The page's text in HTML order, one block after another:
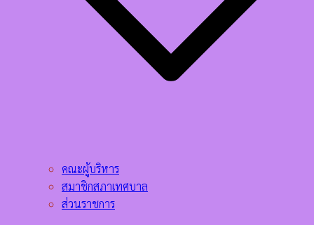
คณะผู้บริหาร
สมาชิกสภาเทศบาล
ส่วนราชการ